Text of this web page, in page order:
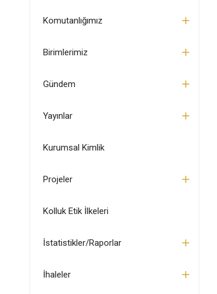
Komutanlığımız
Birimlerimiz
Gündem
Yayınlar
Kurumsal Kimlik
Projeler
Kolluk Etik İlkeleri
İstatistikler/Raporlar
İhaleler